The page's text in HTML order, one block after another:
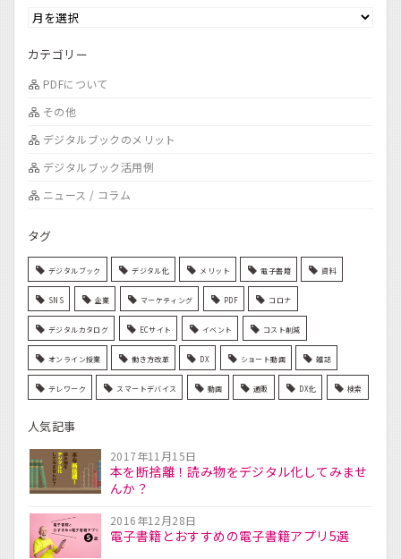
カテゴリー
PDFについて
その他
デジタルブックのメリット
デジタルブック活用例
ニュース / コラム
タグ
デジタルブック デジタル化 メリット 電子書籍 資料
SNS 企業 マーケティング PDF コロナ
デジタルカタログ ECサイト イベント コスト削減
オンライン授業 働き方改革 DX ショート動画 雑誌
テレワーク スマートデバイス 動画 通販 DX化 検索
人気記事
2017年11月15日
本を断捨離！読み物をデジタル化してみませ
んか？
2016年12月28日
電子書籍とおすすめの電子書籍アプリ5選